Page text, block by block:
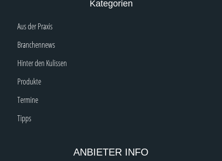
Kategorien
Aus der Praxis
Branchennews
Hinter den Kulissen
Produkte
Termine
Tipps
ANBIETER INFO